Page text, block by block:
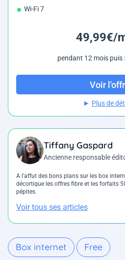
Wi-Fi 7
49,99€/
pendant 12 mois
Voir
Plus de
Tiffany Gaspard
Ancienne responsable
A l'affut des bons plans sur les box
décortique les offres fibre et les forfaits
pépites.
Voir tous ses articles
Box internet Free